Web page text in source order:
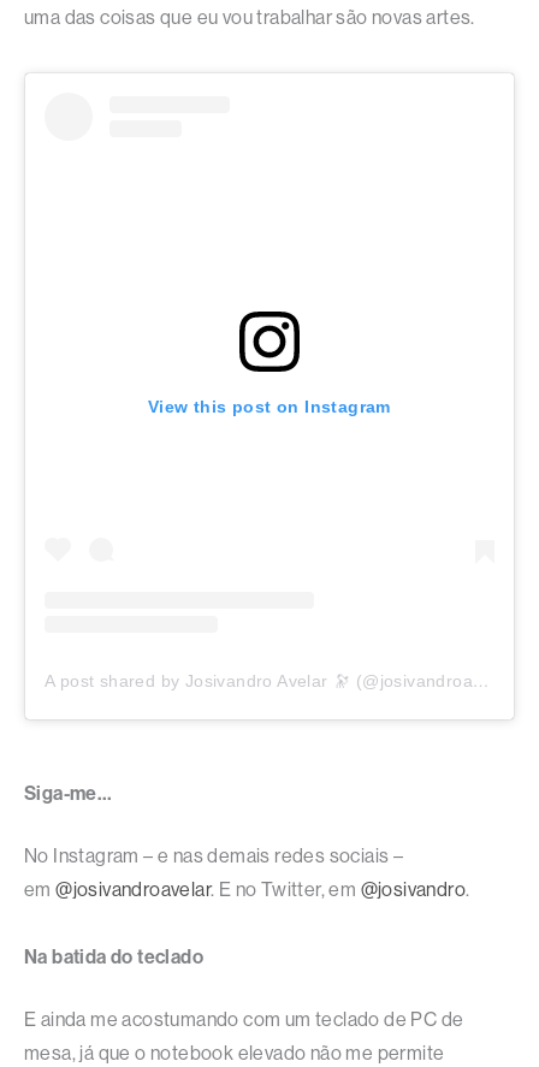
uma das coisas que eu vou trabalhar são novas artes.
View this post on Instagram
A post shared by Josivandro Avelar 🔭 (@josivandroavelar)
Siga-me…
No Instagram – e nas demais redes sociais –
em@josivandroavelar. E no Twitter, em @josivandro.
Na batida do teclado
E ainda me acostumando com um teclado de PC de
mesa, já que o notebook elevado não me permite